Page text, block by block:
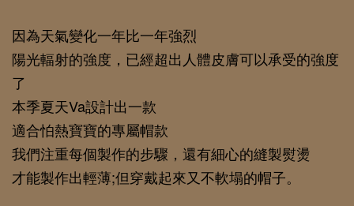
因為天氣變化一年比一年強烈
陽光輻射的強度，已經超出人體皮膚可以承受的強度
了
本季夏天Va設計出一款
適合怕熱寶寶的專屬帽款
我們注重每個製作的步驟，還有細心的縫製熨燙
才能製作出輕薄;但穿戴起來又不軟塌的帽子。